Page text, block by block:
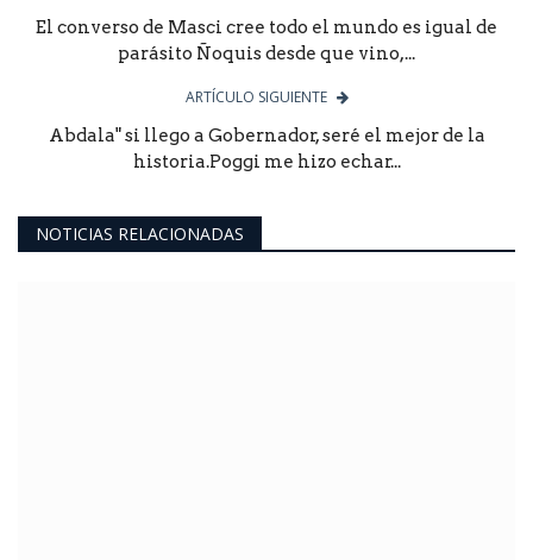
El converso de Masci cree todo el mundo es igual de
parásito Ñoquis desde que vino,...
ARTÍCULO SIGUIENTE
Abdala" si llego a Gobernador, seré el mejor de la
historia.Poggi me hizo echar...
NOTICIAS RELACIONADAS